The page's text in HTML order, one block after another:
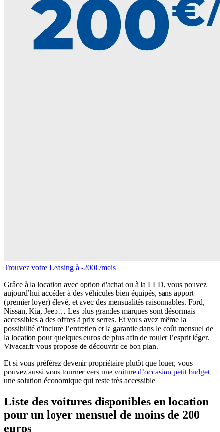
Trouvez votre Leasing à -200€/mois
Grâce à la location avec option d'achat ou à la LLD, vous pouvez
aujourd’hui accéder à des véhicules bien équipés, sans apport
(premier loyer) élevé, et avec des mensualités raisonnables. Ford,
Nissan, Kia, Jeep… Les plus grandes marques sont désormais
accessibles à des offres à prix serrés. Et vous avez même la
possibilité d'inclure l’entretien et la garantie dans le coût mensuel de
la location pour quelques euros de plus afin de rouler l’esprit léger.
Vivacar.fr vous propose de découvrir ce bon plan.
Et si vous préférez devenir propriétaire plutôt que louer, vous
pouvez aussi vous tourner vers une voiture d’occasion petit budget,
une solution économique qui reste très accessible
Liste des voitures disponibles en location
pour un loyer mensuel de moins de 200
euros